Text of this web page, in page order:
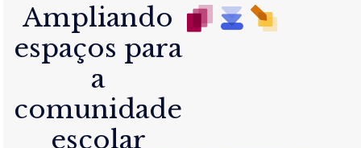
Ampliando
espaços para
a
comunidade
escolar